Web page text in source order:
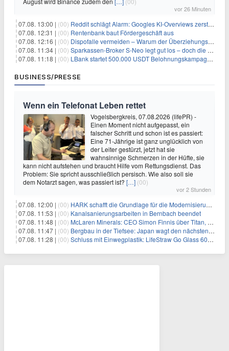
vor 26 Minuten
07.08. 13:00 | (00) Reddit schlägt Alarm: Googles KI-Overviews zerstören das Traffic-Geschäftsmodell
07.08. 12:31 | (00) Rentenbank baut Fördergeschäft aus
07.08. 12:16 | (00) Dispofalle vermeiden – Warum der Überziehungskredit teurer ist als gedacht
07.08. 11:34 | (00) Sparkassen-Broker S-Neo legt gut los – doch die Schwachstellen bleiben
07.08. 11:18 | (00) LBank startet 500.000 USDT Belohnungskampagne mit Pudgy Penguins
BUSINESS/PRESSE
Wenn ein Telefonat Leben rettet
Vogelsbergkreis, 07.08.2026 (lifePR) -
Einen Moment nicht aufgepasst, ein
falscher Schritt und schon ist es passiert:
Eine 71-Jährige ist ganz unglücklich von
der Leiter gestürzt, jetzt hat sie
wahnsinnige Schmerzen in der Hüfte, sie
kann nicht aufstehen und braucht Hilfe vom Rettungsdienst. Das
Problem: Sie spricht ausschließlich persisch. Wie also soll sie
dem Notarzt sagen, was passiert ist? […] (00)
vor 2 Stunden
07.08. 12:00 | (00) HARK schafft die Grundlage für die Modernisierung seiner IBM i-Anwendungen
07.08. 11:53 | (00) Kanalsanierungsarbeiten in Bernbach beendet
07.08. 11:48 | (00) McLaren Minerals: CEO Simon Finnis über Titan, Zirkon und Seltene Erden
07.08. 11:47 | (00) Bergbau in der Tiefsee: Japan wagt den nächsten Schritt
07.08. 11:28 | (00) Schluss mit Einwegplastik: LifeStraw Go Glass 600ml bringt gefiltertes Trinkwasser aus der Glasflasche